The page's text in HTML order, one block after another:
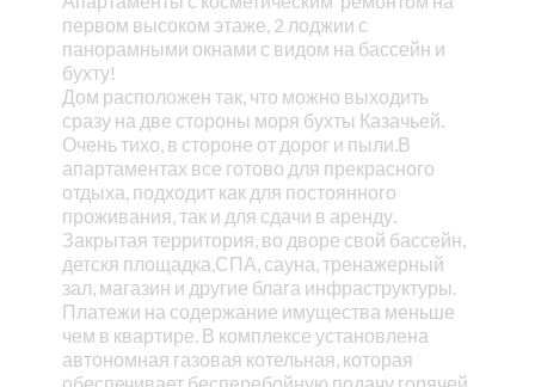
первом высоком этаже, 2 лоджии с
панорамными окнами с видом на бассейн и
бухту!
Дом расположен так, что можно выходить
сразу на две стороны моря бухты Казачьей.
Очень тихо, в стороне от дорог и пыли.В
апартаментах все готово для прекрасного
отдыха, подходит как для постоянного
проживания, так и для сдачи в аренду.
Закрытая территория, во дворе свой бассейн,
детскя площадка,СПА, сауна, тренажерный
зал, магазин и другие блага инфраструктуры.
Платежи на содержание имущества меньше
чем в квартире. В комплексе установлена
автономная газовая котельная, которая
обеспечивает бесперебойную подачу горячей